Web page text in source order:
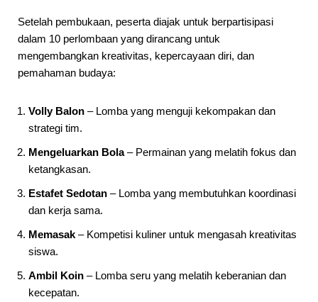
Setelah pembukaan, peserta diajak untuk berpartisipasi
dalam 10 perlombaan yang dirancang untuk
mengembangkan kreativitas, kepercayaan diri, dan
pemahaman budaya:
Volly Balon – Lomba yang menguji kekompakan dan
strategi tim.
Mengeluarkan Bola– Permainan yang melatih fokus dan
ketangkasan.
Estafet Sedotan – Lomba yang membutuhkan koordinasi
dan kerja sama.
Memasak – Kompetisi kuliner untuk mengasah kreativitas
siswa.
Ambil Koin – Lomba seru yang melatih keberanian dan
kecepatan.